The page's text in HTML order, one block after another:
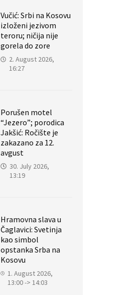
Vučić: Srbi na Kosovu
izloženi jezivom
teroru; ničija nije
gorela do zore
2. August 2026,
16:27
Porušen motel
“Jezero”; porodica
Jakšić: Ročište je
zakazano za 12.
avgust
30. July 2026,
13:19
Hramovna slava u
Čaglavici: Svetinja
kao simbol
opstanka Srba na
Kosovu
1. August 2026,
13:00 -> 14:03